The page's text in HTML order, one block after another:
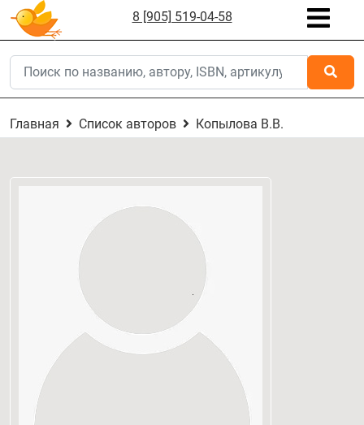
8 [905] 519-04-58
Главная Список авторов Копылова В.В.